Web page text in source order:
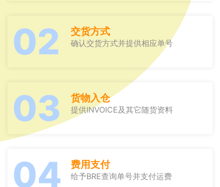
02 交货方式
确认交货方式并提供相应单号
03 货物入仓
提供INVOICE及其它随货资料
04 费用支付
给予BRE查询单号并支付运费